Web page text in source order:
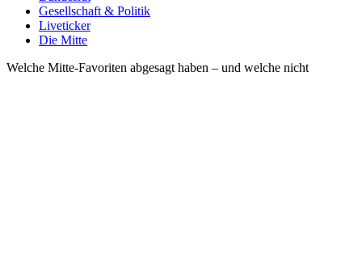
Gesellschaft & Politik
Liveticker
Die Mitte
Welche Mitte-Favoriten abgesagt haben – und welche nicht